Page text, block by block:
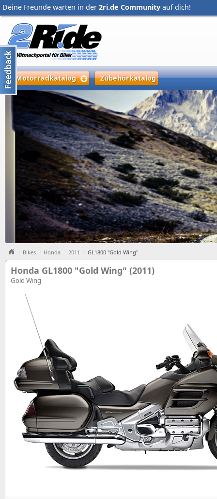
Deine Freunde warten in der 2ri.de Community auf dich!
Motorradkatalog Zubehörkatalog
Bikes Honda 2011 GL1800 "Gold Wing"
Honda GL1800 "Gold Wing" (2011)
Gold Wing